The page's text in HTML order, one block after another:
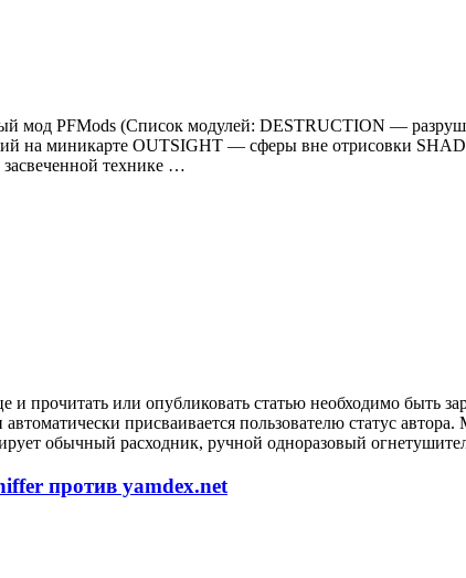
мод PFMods (Список модулей: DESTRUCTION —
на миникарте OUTSIGHT — сферы вне отрисовки
технике …
прочитать или опубликовать статью необходимо быть
присваивается пользователю статус
обычный расходник, ручной одноразовый
против yamdex.net